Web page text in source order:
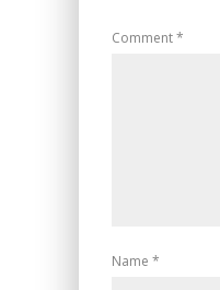
Comment*
Name *